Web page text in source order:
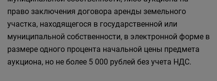
право заключения договора аренды земельного
участка, находящегося в государственной или
муниципальной собственности, в электронной форме в
размере одного процента начальной цены предмета
аукциона, но не более 5 000 рублей без учета НДС.